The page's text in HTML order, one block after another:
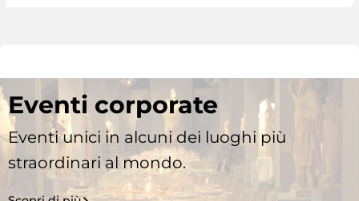
Eventi corporate
Eventi unici in alcuni dei luoghi più
straordinari al mondo.